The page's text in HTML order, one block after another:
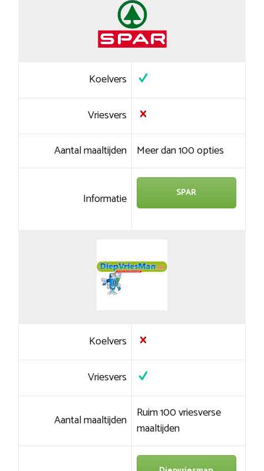
Koelvers
Vriesvers
Aantal maaltijden Meer dan 100 opties
Informatie SPAR
Koelvers
Vriesvers
Aantal maaltijden Ruim 100 vriesverse
maaltijden